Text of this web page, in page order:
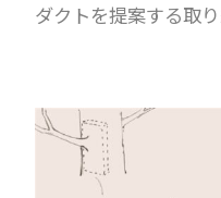
ダクトを提案する取り